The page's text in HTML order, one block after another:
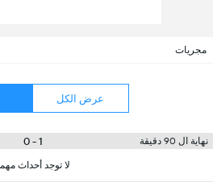
مجريات
عرض الكل
نهاية ال 90 دقيقة 1 - 0
لا توجد أحداث